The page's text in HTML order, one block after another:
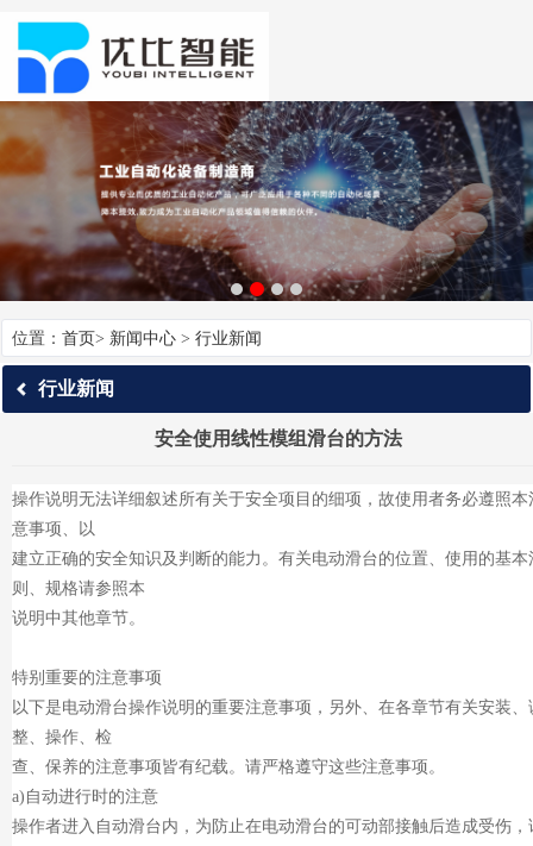
位置： 首页> 新闻中心 > 行业新闻
行业新闻
安全使用线性模组滑台的方法
操作说明无法详细叙述所有关于安全项目的细项，故使用者务必遵照本
意事项、以
建立正确的安全知识及判断的能力。有关电动滑台的位置、使用的基本
则、规格请参照本
说明中其他章节。
特别重要的注意事项
以下是电动滑台操作说明的重要注意事项，另外、在各章节有关安装、
整、操作、检
查、保养的注意事项皆有纪载。请严格遵守这些注意事项。
a)自动进行时的注意
操作者进入自动滑台内，为防止在电动滑台的可动部接触后造成受伤，